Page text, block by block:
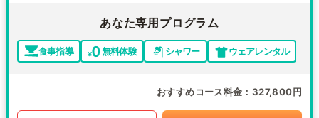
あなた専用プログラム
食事指導 無料体験 シャワー ウェアレンタル
おすすめコース料金 327,800円